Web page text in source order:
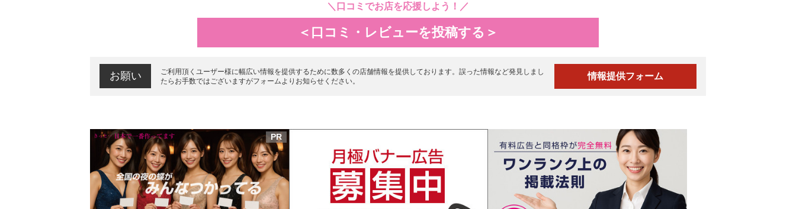
＼口コミでお店を応援しよう！／
＜口コミ・レビューを投稿する＞
お願い
ご利用頂くユーザー様に幅広い情報を提供するために数多くの店舗情報を提供しております。誤った情報など発見しまし
たらお手数ではございますがフォームよりお知らせください。
情報提供フォーム
PR